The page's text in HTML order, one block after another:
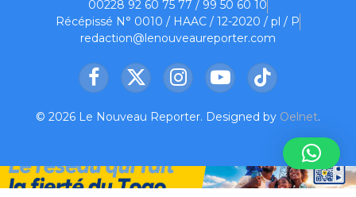
00228 92 60 75 77 / 99 50 60 10
Récépissé N° 0010 / HAAC / 12-2020 / pl / P
redaction@lenouveaureporter.com
Facebook
X
InstagramYouTubeTikTok
© 2026 Le Nouveau Reporter. Designed by Oelnet.